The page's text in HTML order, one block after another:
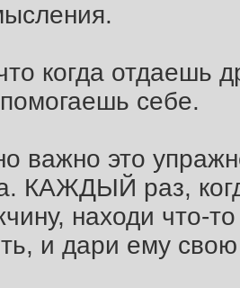
когда отдаешь
себе.
важно это
КАЖДЫЙ раз,
находи что-
и дари ему